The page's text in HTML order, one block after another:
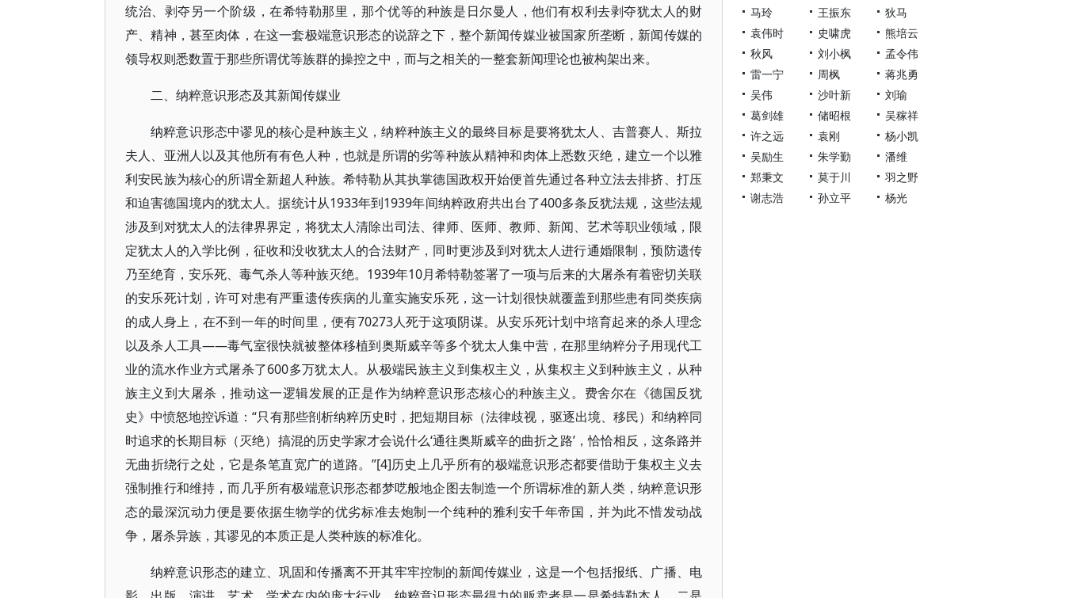
统治、剥夺另一个阶级，在希特勒那里，那个优等的种族是日尔曼人，他们有权利去剥夺犹太人的财
产、精神，甚至肉体，在这一套极端意识形态的说辞之下，整个新闻传媒业被国家所垄断，新闻传媒的
领导权则悉数置于那些所谓优等族群的操控之中，而与之相关的一整套新闻理论也被构架出来。
二、纳粹意识形态及其新闻传媒业
纳粹意识形态中谬见的核心是种族主义，纳粹种族主义的最终目标是要将犹太人、吉普赛人、斯拉
夫人、亚洲人以及其他所有有色人种，也就是所谓的劣等种族从精神和肉体上悉数灭绝，建立一个以雅
利安民族为核心的所谓全新超人种族。希特勒从其执掌德国政权开始便首先通过各种立法去排挤、打压
和迫害德国境内的犹太人。据统计从1933年到1939年间纳粹政府共出台了400多条反犹法规，这些法规
涉及到对犹太人的法律界界定，将犹太人清除出司法、律师、医师、教师、新闻、艺术等职业领域，限
定犹太人的入学比例，征收和没收犹太人的合法财产，同时更涉及到对犹太人进行通婚限制，预防遗传
乃至绝育，安乐死、毒气杀人等种族灭绝。1939年10月希特勒签署了一项与后来的大屠杀有着密切关联
的安乐死计划，许可对患有严重遗传疾病的儿童实施安乐死，这一计划很快就覆盖到那些患有同类疾病
的成人身上，在不到一年的时间里，便有70273人死于这项阴谋。从安乐死计划中培育起来的杀人理念
以及杀人工具——毒气室很快就被整体移植到奥斯威辛等多个犹太人集中营，在那里纳粹分子用现代工
业的流水作业方式屠杀了600多万犹太人。从极端民族主义到集权主义，从集权主义到种族主义，从种
族主义到大屠杀，推动这一逻辑发展的正是作为纳粹意识形态核心的种族主义。费舍尔在《德国反犹
史》中愤怒地控诉道：“只有那些剖析纳粹历史时，把短期目标（法律歧视，驱逐出境、移民）和纳粹同
时追求的长期目标（灭绝）搞混的历史学家才会说什么‘通往奥斯威辛的曲折之路’，恰恰相反，这条路并
无曲折绕行之处，它是条笔直宽广的道路。”[4]历史上几乎所有的极端意识形态都要借助于集权主义去
强制推行和维持，而几乎所有极端意识形态都梦呓般地企图去制造一个所谓标准的新人类，纳粹意识形
态的最深沉动力便是要依据生物学的优劣标准去炮制一个纯种的雅利安千年帝国，并为此不惜发动战
争，屠杀异族，其谬见的本质正是人类种族的标准化。
纳粹意识形态的建立、巩固和传播离不开其牢牢控制的新闻传媒业，这是一个包括报纸、广播、电
马玲
王振东
狄马
袁伟时
史啸虎
熊培云
秋风
刘小枫
孟令伟
雷一宁
周枫
蒋兆勇
吴伟
沙叶新
刘瑜
葛剑雄
储昭根
吴稼祥
许之远
袁刚
杨小凯
吴励生
朱学勤
潘维
郑秉文
莫于川
羽之野
谢志浩
孙立平 杨光